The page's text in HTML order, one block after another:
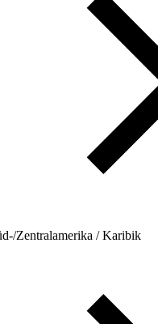
Zentralamerika / Karibik